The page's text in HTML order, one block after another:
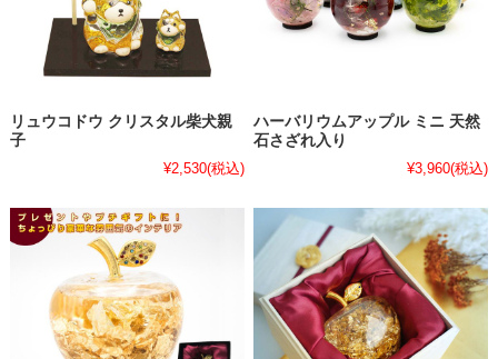
リュウコドウ クリスタル柴犬親
子
¥2,530(税込)
ハーバリウムアップル ミニ 天然
石さざれ入り
¥3,960(税込)